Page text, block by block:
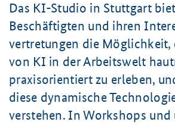
Das KI-Studio in Stuttgart
Beschäftigten und ihren
vertretungen die Möglichkeit,
von KI in der Arbeitswelt
praxisorientiert zu erleben,
diese dynamische
verstehen. In Workshops und